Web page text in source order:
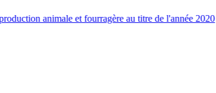
animale et fourragère au titre de l'année 2020*